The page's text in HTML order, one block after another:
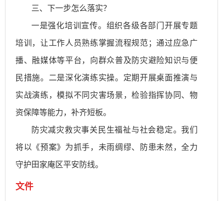
三、下一步怎么落实？
一是强化培训宣传。组织各级各部门开展专题
培训，让工作人员熟练掌握流程规范；通过应急广
播、融媒体等平台，向群众普及防灾避险知识与便
民措施。二是深化演练实操。定期开展桌面推演与
实战演练，模拟不同灾害场景，检验指挥协同、物
资保障等能力，补齐短板。
防灾减灾救灾事关民生福祉与社会稳定。我们
将以《预案》为抓手，未雨绸缪、防患未然，全力
守护田家庵区平安防线。
文件